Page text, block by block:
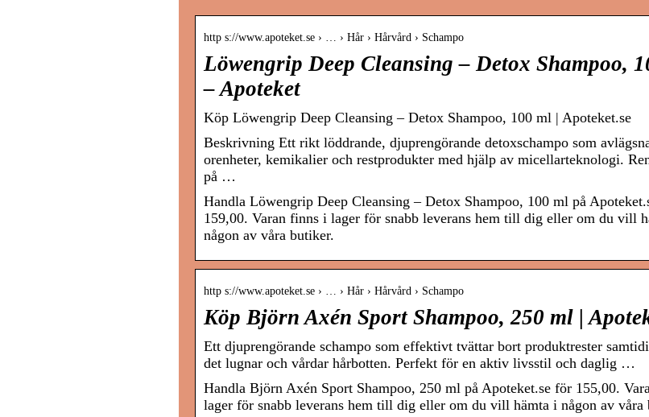
http s://www.apoteket.se › … › Hår › Hårvård › Schampo
Löwengrip Deep Cleansing – Detox Shampoo,
– Apoteket
Köp Löwengrip Deep Cleansing – Detox Shampoo, 100 ml | Apoteket.se
Beskrivning Ett rikt löddrande, djuprengörande detoxschampo som
orenheter, kemikalier och restprodukter med hjälp av micellarteknologi.
på …
Handla Löwengrip Deep Cleansing – Detox Shampoo, 100 ml på
159,00. Varan finns i lager för snabb leverans hem till dig eller om du vill
någon av våra butiker.
http s://www.apoteket.se › … › Hår › Hårvård › Schampo
Köp Björn Axén Sport Shampoo, 250 ml |
Ett djuprengörande schampo som effektivt tvättar bort produktrester
det lugnar och vårdar hårbotten. Perfekt för en aktiv livsstil och daglig …
Handla Björn Axén Sport Shampoo, 250 ml på Apoteket.se för 155,00.
lager för snabb leverans hem till dig eller om du vill hämta i någon av våra